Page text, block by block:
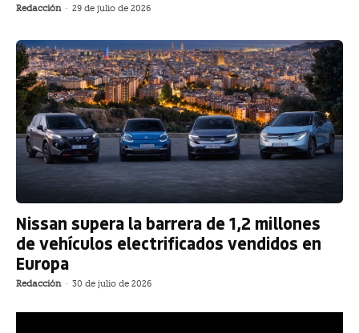
Redacción - 29 de julio de 2026
Nissan supera la barrera de 1,2 millones
de vehículos electrificados vendidos en
Europa
Redacción - 30 de julio de 2026